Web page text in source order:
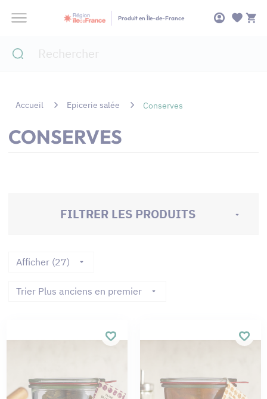
Produit en Île-de-France
Accueil Epicerie salée Conserves
CONSERVES
FILTRER LES PRODUITS
Afficher (27)
Trier Plus anciens en premier